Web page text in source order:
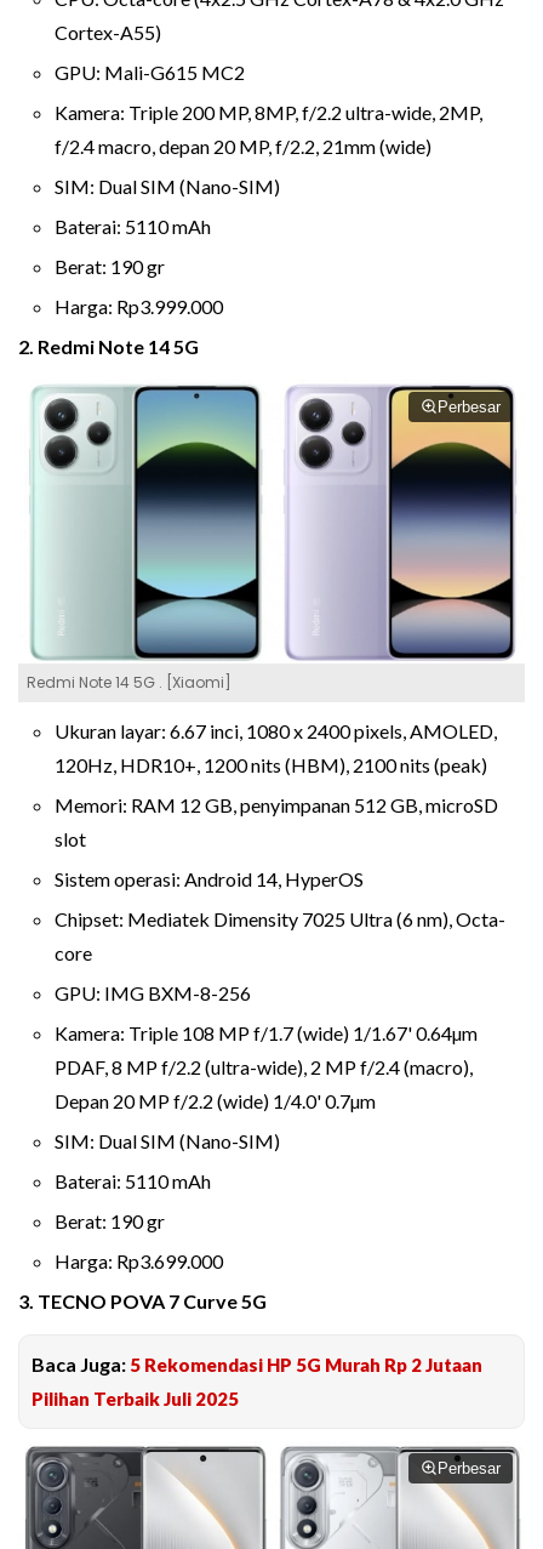
Cortex-A55)
GPU: Mali-G615 MC2
Kamera: Triple 200 MP, 8MP, f/2.2 ultra-wide, 2MP,
f/2.4 macro, depan 20 MP, f/2.2, 21mm (wide)
SIM: Dual SIM (Nano-SIM)
Baterai: 5110 mAh
Berat: 190 gr
Harga: Rp3.999.000
2. Redmi Note 14 5G
Perbesar
Redmi Note 14 5G . [Xiaomi]
Ukuran layar: 6.67 inci, 1080 x 2400 pixels, AMOLED,
120Hz, HDR10+, 1200 nits (HBM), 2100 nits (peak)
Memori: RAM 12 GB, penyimpanan 512 GB, microSD
slot
Sistem operasi: Android 14, HyperOS
Chipset: Mediatek Dimensity 7025 Ultra (6 nm), Octa-
core
GPU: IMG BXM-8-256
Kamera: Triple 108 MP f/1.7 (wide) 1/1.67' 0.64µm
PDAF, 8 MP f/2.2 (ultra-wide), 2 MP f/2.4 (macro),
Depan 20 MP f/2.2 (wide) 1/4.0' 0.7µm
SIM: Dual SIM (Nano-SIM)
Baterai: 5110 mAh
Berat: 190 gr
Harga: Rp3.699.000
3. TECNO POVA 7 Curve 5G
Baca Juga: 5 Rekomendasi HP 5G Murah Rp 2 Jutaan
Pilihan Terbaik Juli 2025
Perbesar